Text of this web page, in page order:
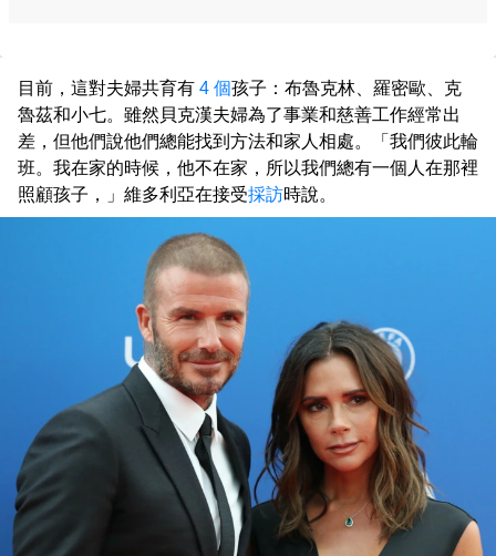
目前，這對夫婦共育有 4 個孩子：布魯克林、羅密歐、克
魯茲和小七。雖然貝克漢夫婦為了事業和慈善工作經常出
差，但他們說他們總能找到方法和家人相處。「我們彼此輪
班。我在家的時候，他不在家，所以我們總有一個人在那裡
照顧孩子，」維多利亞在接受採訪時說。